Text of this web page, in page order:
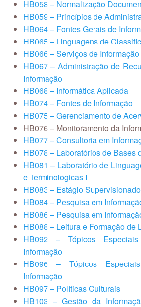
HB058 – Normalização
HB059 – Princípios de
HB064 – Fontes Gerais de
HB065 – Linguagens de
HB066 – Serviços de Informação
HB067 – Administração de
Informação
HB068 – Informática Aplicada
HB074 – Fontes de Informação
HB075 – Gerenciamento de
HB076 – Monitoramento da
HB077 – Consultoria em
HB078 – Laboratórios de Bases
HB081 – Laboratório de
e Terminológicas I
HB083 – Estágio Supervisionado
HB084 – Pesquisa em
HB086 – Pesquisa em
HB088 – Leitura e Formação de
HB092 – Tópicos
Informação
HB096 – Tópicos
Informação
HB097 – Políticas Culturais
HB103 – Gestão da